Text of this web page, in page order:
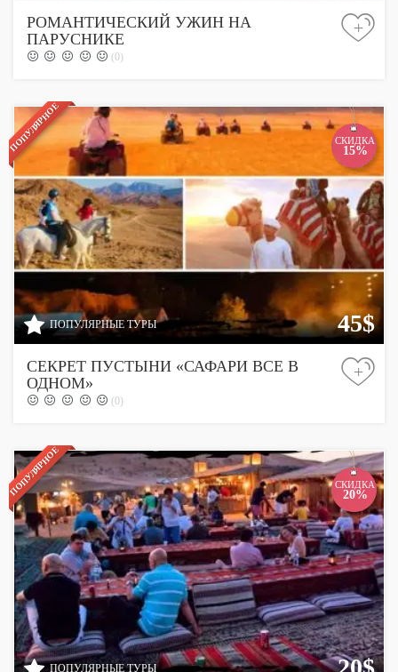
РОМАНТИЧЕСКИЙ УЖИН НА
ПАРУСНИКЕ
(0)
+
ПОПУЛЯРНОЕ СКИДКА
15%
ПОПУЛЯРНЫЕ ТУРЫ 45$
СЕКРЕТ ПУСТЫНИ «САФАРИ ВСЕ В
ОДНОМ»
(0)
+
ПОПУЛЯРНОЕ СКИДКА
20%
ПОПУЛЯРНЫЕ ТУРЫ